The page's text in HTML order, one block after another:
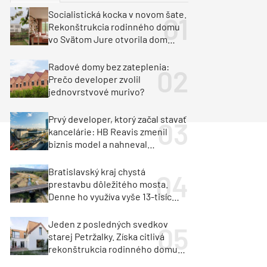
Klimatizácia a vetranie
Milan Murcka
Socialistická kocka v novom šate.
Rekonštrukcia rodinného domu
vo Svätom Jure otvorila dom
Radové domy bez zateplenia:
Prečo developer zvolil
jednovrstvové murivo?
Prvý developer, ktorý začal stavať
kancelárie: HB Reavis zmenil
biznis model a nahneval
Bratislavský kraj chystá
prestavbu dôležitého mosta.
Denne ho využíva vyše 13-tisíc
Jeden z posledných svedkov
starej Petržalky. Získa citlivá
rekonštrukcia rodinného domu